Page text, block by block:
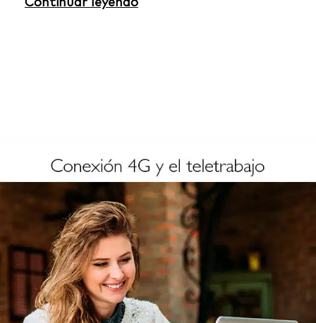
Continuar leyendo